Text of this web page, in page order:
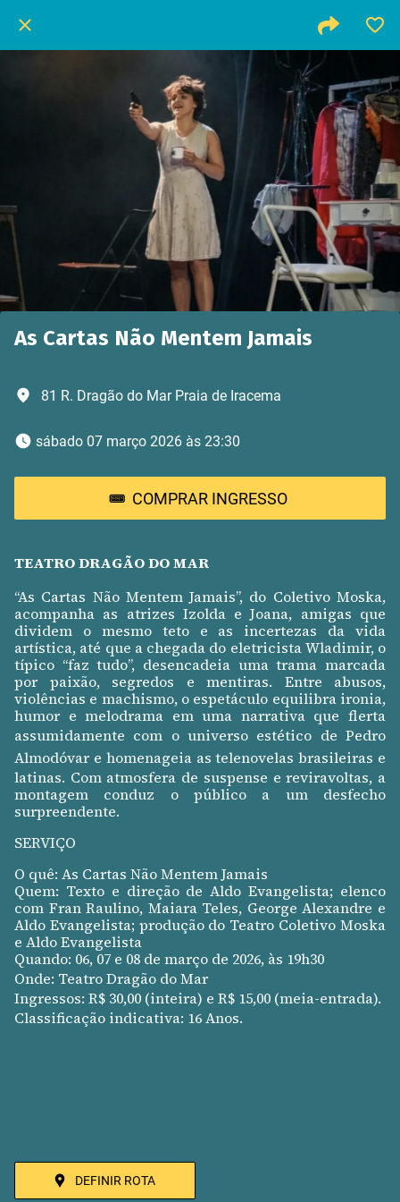
As Cartas Não Mentem Jamais
81 R. Dragão do Mar Praia de Iracema
sábado 07 março 2026 às 23:30
COMPRAR INGRESSO
TEATRO DRAGÃO DO MAR
“As Cartas Não Mentem Jamais”, do Coletivo Moska,
acompanha as atrizes Izolda e Joana, amigas que
dividem o mesmo teto e as incertezas da vida
artística, até que a chegada do eletricista Wladimir, o
típico “faz tudo”, desencadeia uma trama marcada
por paixão, segredos e mentiras. Entre abusos,
violências e machismo, o espetáculo equilibra ironia,
humor e melodrama em uma narrativa que flerta
assumidamente com o universo estético de Pedro
Almodóvar e homenageia as telenovelas brasileiras e
latinas. Com atmosfera de suspense e reviravoltas, a
montagem conduz o público a um desfecho
surpreendente.
SERVIÇO
O quê: As Cartas Não Mentem Jamais
Quem: Texto e direção de Aldo Evangelista; elenco
com Fran Raulino, Maiara Teles, George Alexandre e
Aldo Evangelista; produção do Teatro Coletivo Moska
e Aldo Evangelista
Quando: 06, 07 e 08 de março de 2026, às 19h30
Onde: Teatro Dragão do Mar
Ingressos: R$ 30,00 (inteira) e R$ 15,00 (meia-entrada).
Classificação indicativa: 16 Anos.
DEFINIR ROTA